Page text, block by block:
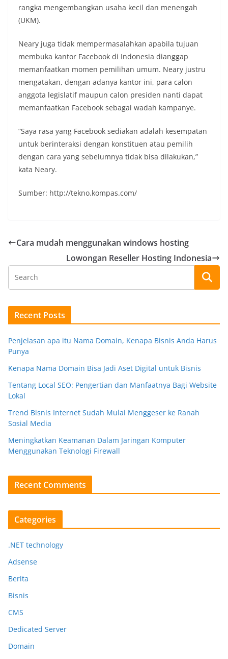
rangka mengembangkan usaha kecil dan menengah
(UKM).
Neary juga tidak mempermasalahkan apabila tujuan
membuka kantor Facebook di Indonesia dianggap
memanfaatkan momen pemilihan umum. Neary justru
mengatakan, dengan adanya kantor ini, para calon
anggota legislatif maupun calon presiden nanti dapat
memanfaatkan Facebook sebagai wadah kampanye.
“Saya rasa yang Facebook sediakan adalah kesempatan
untuk berinteraksi dengan konstituen atau pemilih
dengan cara yang sebelumnya tidak bisa dilakukan,”
kata Neary.
Sumber: http://tekno.kompas.com/
Cara mudah menggunakan windows hosting
Lowongan Reseller Hosting Indonesia
Recent Posts
Penjelasan apa itu Nama Domain, Kenapa Bisnis Anda Harus
Punya
Kenapa Nama Domain Bisa Jadi Aset Digital untuk Bisnis
Tentang Local SEO: Pengertian dan Manfaatnya Bagi Website
Lokal
Trend Bisnis Internet Sudah Mulai Menggeser ke Ranah
Sosial Media
Meningkatkan Keamanan Dalam Jaringan Komputer
Menggunakan Teknologi Firewall
Recent Comments
Categories
.NET technology
Adsense
Berita
Bisnis
CMS
Dedicated Server
Domain